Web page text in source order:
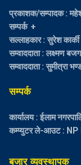
प्रकाशक/सम्पादक :
सम्पर्क +
सल्लाहकार : सुरेश कार्की
सम्वाददाता : लक्ष्मण
सम्वाददाता : सुमीत्रा
सम्पर्क
कार्यालय : ईलाम
कम्प्युटर ले-आउट :
बजार व्यवस्थापक